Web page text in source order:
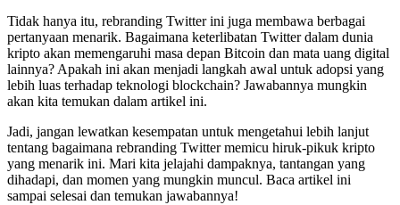
Tidak hanya itu, rebranding Twitter ini juga membawa berbagai
pertanyaan menarik. Bagaimana keterlibatan Twitter dalam dunia
kripto akan memengaruhi masa depan Bitcoin dan mata uang digital
lainnya? Apakah ini akan menjadi langkah awal untuk adopsi yang
lebih luas terhadap teknologi blockchain? Jawabannya mungkin
akan kita temukan dalam artikel ini.
Jadi, jangan lewatkan kesempatan untuk mengetahui lebih lanjut
tentang bagaimana rebranding Twitter memicu hiruk-pikuk kripto
yang menarik ini. Mari kita jelajahi dampaknya, tantangan yang
dihadapi, dan momen yang mungkin muncul. Baca artikel ini
sampai selesai dan temukan jawabannya!